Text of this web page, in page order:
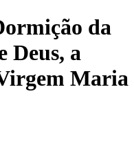
da
Deus, a
Maria